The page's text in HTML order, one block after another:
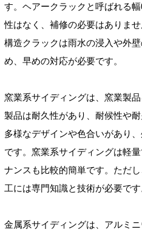
す。ヘアークラックと呼ばれる
性はなく、補修の必要はありま
構造クラックは雨水の浸入や外
め、早めの対応が必要です。
窯業系サイディングは、窯業製
製品は耐久性があり、耐候性や
多様なデザインや色合いがあり
です。窯業系サイディングは軽
ナンスも比較的簡単です。ただ
工には専門知識と技術が必要です
金属系サイディングは、アルミ